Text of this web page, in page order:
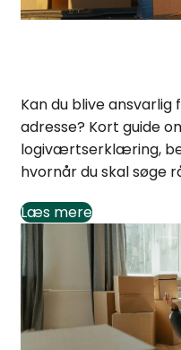
Kan du blive
adresse? Kort guide
logiværtserklæring,
hvornår du skal søge
Læs mere